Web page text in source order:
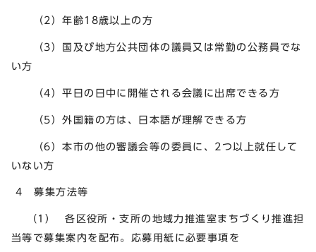
（2）年齢18歳以上の方
（3）国及び地方公共団体の議員又は常勤の公務員でな
い方
（4）平日の日中に開催される会議に出席できる方
（5）外国籍の方は、日本語が理解できる方
（6）本市の他の審議会等の委員に、2つ以上就任して
いない方
4 募集方法等
（1） 各区役所・支所の地域力推進室まちづくり推進担
当等で募集案内を配布。応募用紙に必要事項を